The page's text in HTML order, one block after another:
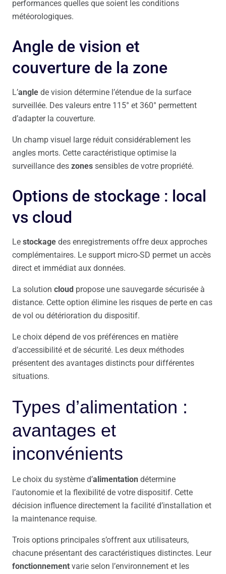
performances quelles que soient les conditions
météorologiques.
Angle de vision et
couverture de la zone
L’angle de vision détermine l’étendue de la surface
surveillée. Des valeurs entre 115° et 360° permettent
d’adapter la couverture.
Un champ visuel large réduit considérablement les
angles morts. Cette caractéristique optimise la
surveillance des zones sensibles de votre propriété.
Options de stockage : local
vs cloud
Le stockage des enregistrements offre deux approches
complémentaires. Le support micro-SD permet un accès
direct et immédiat aux données.
La solution cloud propose une sauvegarde sécurisée à
distance. Cette option élimine les risques de perte en cas
de vol ou détérioration du dispositif.
Le choix dépend de vos préférences en matière
d’accessibilité et de sécurité. Les deux méthodes
présentent des avantages distincts pour différentes
situations.
Types d’alimentation :
avantages et
inconvénients
Le choix du système d’alimentation détermine
l’autonomie et la flexibilité de votre dispositif. Cette
décision influence directement la facilité d’installation et
la maintenance requise.
Trois options principales s’offrent aux utilisateurs,
chacune présentant des caractéristiques distinctes. Leur
fonctionnement varie selon l’environnement et les